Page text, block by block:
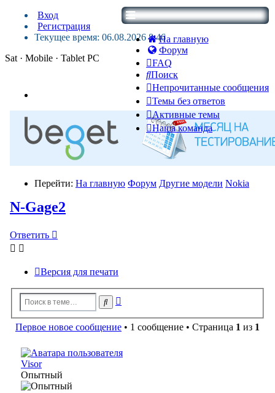
На главную
Форум
FAQ
Поиск
Непрочитанные сообщения
Темы без ответов
Активные темы
Наша команда
Вход
Регистрация
Текущее время: 06.08.2026 8:46
Sat · Mobile · Tablet PC
Перейти: На главную Форум Другие модели Nokia
N-Gage2
Ответить
Версия для печати
Поиск
поиск
Первое новое сообщение • 1 сообщение • Страница 1 из 1
Visor
Опытный